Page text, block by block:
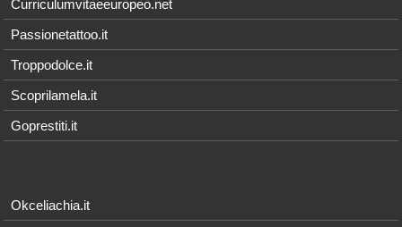
Curriculumvitaeeuropeo.net
Passionetattoo.it
Troppodolce.it
Scoprilamela.it
Goprestiti.it
Okceliachia.it